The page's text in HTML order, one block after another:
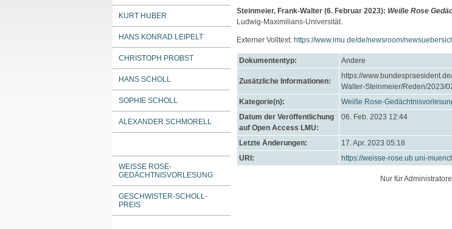
KURT HUBER
HANS KONRAD LEIPELT
CHRISTOPH PROBST
HANS SCHOLL
SOPHIE SCHOLL
ALEXANDER SCHMORELL
WEISSE ROSE-G
EDÄCHTNISVORLESUNG
GESCHWISTER-SCHOLL-
PREIS
Steinmeier, Frank-Walter (6. Februar 2023): Weiße Rose
Ludwig-Maximilians-Universität.
Externer Volltext: https://www.lmu.de/de/newsroom/
Dokumententyp: Andere
Zusätzliche Informationen:
https://
Walter-Steinmeier/Reden/2023/
Kategorie(n):
Weiße Rose-
Datum der Veröffentlichung
auf Open Access LMU:
06. Feb. 2023 12:44
Letzte Änderungen:
17. Apr. 2023 05:18
URI:
https://weisse-rose.ub.uni-
Nur für